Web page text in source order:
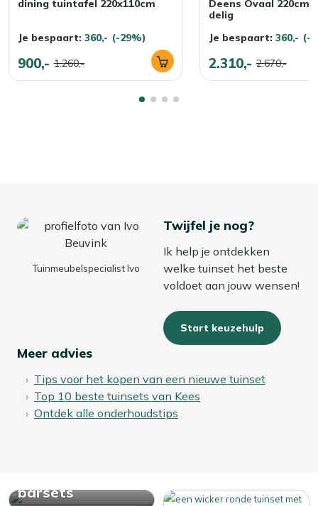
dining tuintafel 220x110cm
Je bespaart: 360,- (-29%)
900,- 1.260,-
Deens Ovaal 220cm
delig
Je bespaart: 360,- (-
2.310,- 2.670,-
Tuinmeubelspecialist Ivo
Twijfel je nog?
Ik help je ontdekken
welke tuinset het beste
voldoet aan jouw wensen!
Start keuzehulp
Meer advies
Tips voor het kopen van een nieuwe tuinset
Top 10 beste tuinsets van Kees
Ontdek alle onderhoudstips
barsets